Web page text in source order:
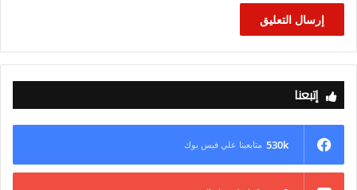
إتبعنا
530k متابعينا علي فيس بوك